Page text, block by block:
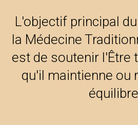
L'objectif principal
la Médecine
est de soutenir l'Être
qu'il maintienne ou